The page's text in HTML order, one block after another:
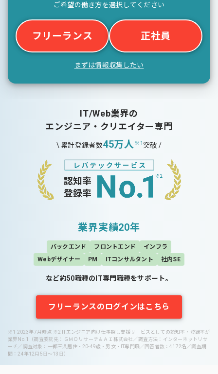
ご希望の働き方を選択してください
フリーランス 正社員
まずは情報収集したい
IT/Web業界の
エンジニア・クリエイター専門
\ 累計登録者数45万人 ※1突破 /
業界実績20年
バックエンド フロントエンド
インフラ
Webデザイナー
PM ITコンサルタント 社内SE
など約50職種のIT専門職種をサポート。
フリーランスのログインはこちら
※1 2023年7月時点 ※2 ITエンジニア向け仕事探し支援サービスとしての認知率・登録率が
業界No.1（調査委託先：ＧＭＯリサーチ＆ＡＩ株式会社／調査方法：インターネットリサ
ーチ／調査対象：一都三県居住・20-49歳・男女・IT専門職／回答者数：4172名／調査期
間：24年12月5日～13日）